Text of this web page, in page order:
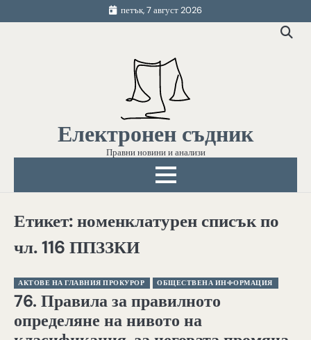
to
петък, 7 август 2026
Електронен съдник
Правни новини и анализи
Етикет:номенклатурен списък по
чл. 116 ППЗЗКИ
АКТОВЕ НА ГЛАВНИЯ ПРОКУРОР ОБЩЕСТВЕНА ИНФОРМАЦИЯ
76. Правила за правилното
определяне на нивото на